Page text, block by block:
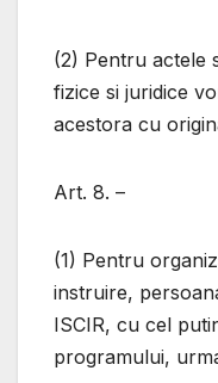
(2) Pentru actele
fizice si juridice
acestora cu
Art. 8. –
(1) Pentru
instruire,
ISCIR, cu cel
programului,